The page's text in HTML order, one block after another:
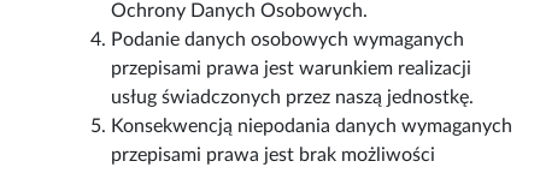
Ochrony Danych Osobowych.
Podanie danych osobowych wymaganych
przepisami prawa jest warunkiem realizacji
usług świadczonych przez naszą jednostkę.
Konsekwencją niepodania danych wymaganych
przepisami prawa jest brak możliwości